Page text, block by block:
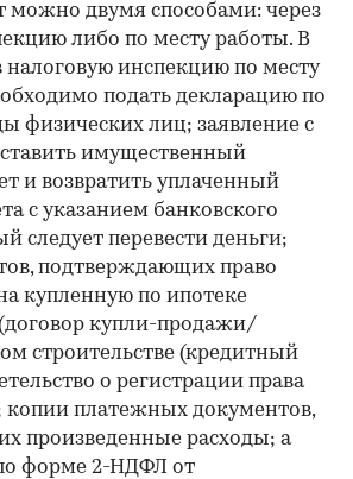
можно двумя способами: через
либо по месту работы. В
налоговую инспекцию по месту
подать декларацию по
физических лиц; заявление с
имущественный
и возвратить уплаченный
с указанием банковского
следует перевести деньги;
подтверждающих право
купленную по ипотеке
купли-продажи/
строительстве (кредитный
о регистрации права
копии платежных документов,
произведенные расходы; а
форме 2-НДФЛ от